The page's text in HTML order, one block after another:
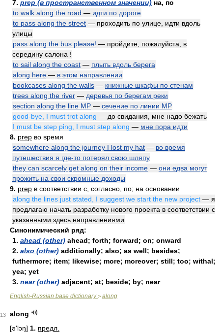
7. prep (в пространственном значении) на, по
to walk along the road — идти по дороге
to pass along the street — проходить по улице, идти вдоль
улицы
pass along the bus please! — пройдите, пожалуйста, в
середину салона !
to sail along the coast — плыть вдоль берега
along here — в этом направлении
bookcases along the walls — книжные шкафы по стенам
trees along the river — деревья по берегам реки
section along the line MP — сечение по линии MP
good-bye, I must trot along — до свидания, мне надо бежать
I must be step ping, I must step along — мне пора идти
8. prep во время
somewhere along the journey I lost my hat — во время
путешествия я где-то потерял свою шляпу
they can scarcely get along on their income — они едва могут
прожить на свои скромные доходы
9. prep в соответствии с, согласно, по; на основании
along the lines just stated, I suggest we start the new project — я
предлагаю начать разработку нового проекта в соответствии с
указанными здесь направлениями
Синонимический ряд:
1. ahead (other) ahead; forth; forward; on; onward
2. also (other) additionally; also; as well; besides;
futhermore; item; likewise; more; moreover; still; too; withal;
yea; yet
3. near (other) adjacent; at; beside; by; near
English-Russian base dictionary> along
13
along
[ə'lɔŋ] 1. предл.